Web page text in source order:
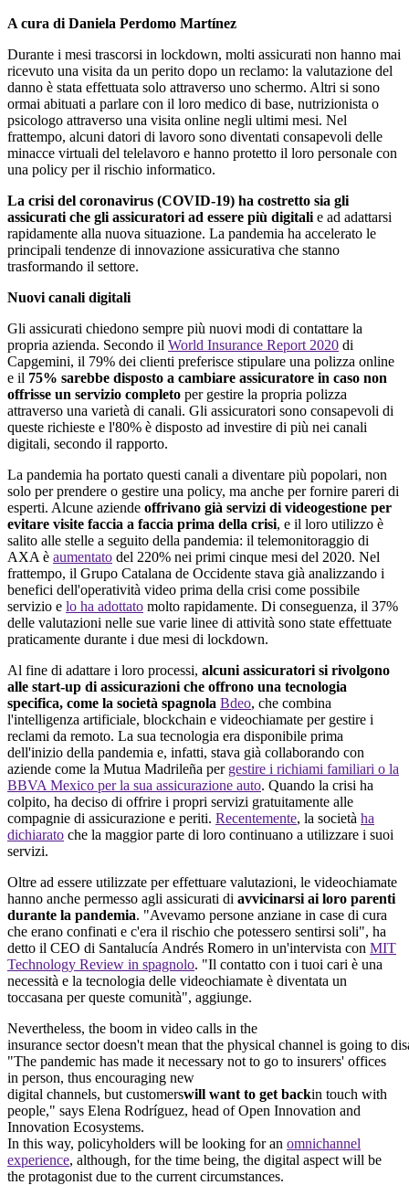
A cura di Daniela Perdomo Martínez
Durante i mesi trascorsi in lockdown, molti assicurati non hanno mai
ricevuto una visita da un perito dopo un reclamo: la valutazione del
danno è stata effettuata solo attraverso uno schermo. Altri si sono
ormai abituati a parlare con il loro medico di base, nutrizionista o
psicologo attraverso una visita online negli ultimi mesi. Nel
frattempo, alcuni datori di lavoro sono diventati consapevoli delle
minacce virtuali del telelavoro e hanno protetto il loro personale con
una policy per il rischio informatico.
La crisi del coronavirus (COVID-19) ha costretto sia gli
assicurati che gli assicuratori ad essere più digitali e ad adattarsi
rapidamente alla nuova situazione. La pandemia ha accelerato le
principali tendenze di innovazione assicurativa che stanno
trasformando il settore.
Nuovi canali digitali
Gli assicurati chiedono sempre più nuovi modi di contattare la
propria azienda. Secondo il World Insurance Report 2020 di
Capgemini, il 79% dei clienti preferisce stipulare una polizza online
e il 75% sarebbe disposto a cambiare assicuratore in caso non
offrisse un servizio completo per gestire la propria polizza
attraverso una varietà di canali. Gli assicuratori sono consapevoli di
queste richieste e l'80% è disposto ad investire di più nei canali
digitali, secondo il rapporto.
La pandemia ha portato questi canali a diventare più popolari, non
solo per prendere o gestire una policy, ma anche per fornire pareri di
esperti. Alcune aziende offrivano già servizi di videogestione per
evitare visite faccia a faccia prima della crisi, e il loro utilizzo è
salito alle stelle a seguito della pandemia: il telemonitoraggio di
AXA è aumentato del 220% nei primi cinque mesi del 2020. Nel
frattempo, il Grupo Catalana de Occidente stava già analizzando i
benefici dell'operatività video prima della crisi come possibile
servizio e lo ha adottato molto rapidamente. Di conseguenza, il 37%
delle valutazioni nelle sue varie linee di attività sono state effettuate
praticamente durante i due mesi di lockdown.
Al fine di adattare i loro processi, alcuni assicuratori si rivolgono
alle start-up di assicurazioni che offrono una tecnologia
specifica, come la società spagnola Bdeo, che combina
l'intelligenza artificiale, blockchain e videochiamate per gestire i
reclami da remoto. La sua tecnologia era disponibile prima
dell'inizio della pandemia e, infatti, stava già collaborando con
aziende come la Mutua Madrileña per gestire i richiami familiari o la
BBVA Mexico per la sua assicurazione auto. Quando la crisi ha
colpito, ha deciso di offrire i propri servizi gratuitamente alle
compagnie di assicurazione e periti. Recentemente, la società ha
dichiarato che la maggior parte di loro continuano a utilizzare i suoi
servizi.
Oltre ad essere utilizzate per effettuare valutazioni, le videochiamate
hanno anche permesso agli assicurati di avvicinarsi ai loro parenti
durante la pandemia. "Avevamo persone anziane in case di cura
che erano confinati e c'era il rischio che potessero sentirsi soli", ha
detto il CEO di Santalucía Andrés Romero in un'intervista con MIT
Technology Review in spagnolo. "Il contatto con i tuoi cari è una
necessità e la tecnologia delle videochiamate è diventata un
toccasana per queste comunità", aggiunge.
Nevertheless, the boom in video calls in the
insurance sector doesn't mean that the physical channel is going to
"The pandemic has made it necessary not to go to insurers' offices
in person, thus encouraging new
digital channels, but customerswill want to get backin touch with
people," says Elena Rodríguez, head of Open Innovation and
Innovation Ecosystems.
In this way, policyholders will be looking for an omnichannel
experience, although, for the time being, the digital aspect will be
the protagonist due to the current circumstances.